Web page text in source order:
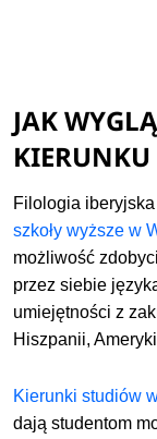
JAK
Filologia
szkoły wyższe w
możliwość
przez siebie
umiejętności z
Hiszpanii,
Kierunki studiów
dają studentom